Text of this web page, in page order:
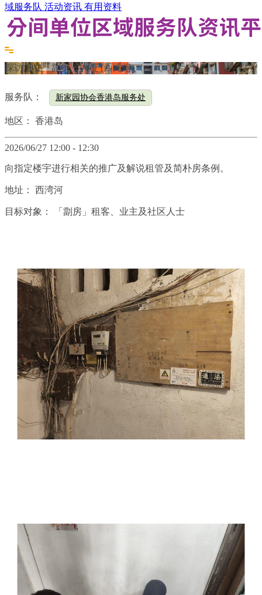
域服务队 活动资讯 有用资料
探访潜在「劏房」大厦 (西湾河)
服务队： 新家园协会香港岛服务处
地区： 香港岛
2026/06/27 12:00 - 12:30
向指定楼宇进行相关的推广及解说租管及简朴房条例 。
地址： 西湾河
目标对象： 「劏房」租客、业主及社区人士